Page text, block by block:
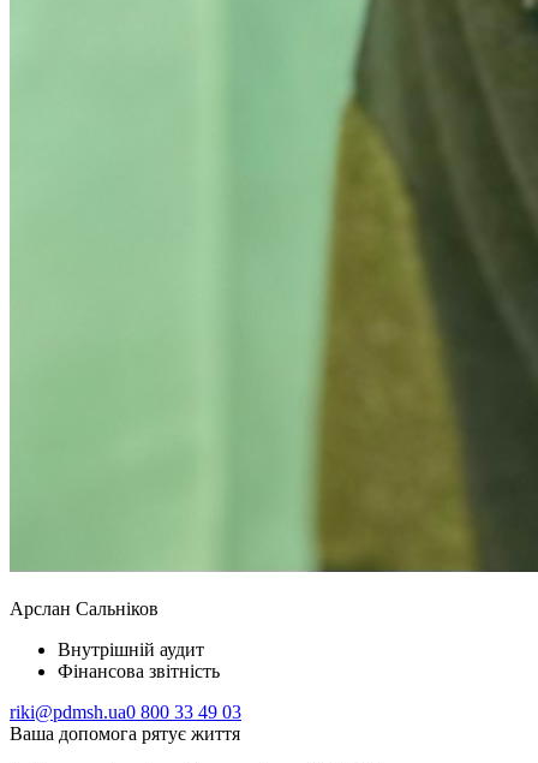
Арслан Сальніков
Внутрішній аудит
Фінансова звітність
riki@pdmsh.ua0 800 33 49 03
Ваша допомога рятує життя